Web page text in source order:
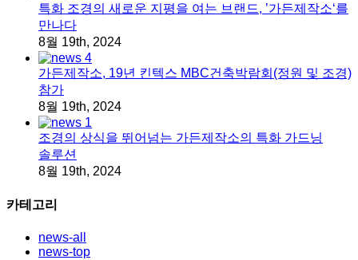
특화 조경의 새로운 지평을 여는 브랜드, ’가든제작소‘를
만나다
8월 19th, 2024
가든제작소, 19년 킨텍스 MBC건축박람회(정원 및 조경)
참가
8월 19th, 2024
조경의 상식을 뛰어넘는 가든제작소의 특화 가드닝
솔루션
8월 19th, 2024
카테고리
news-all
news-top